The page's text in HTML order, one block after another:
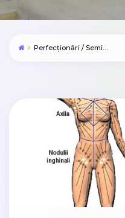
Perfecționări / Seminare